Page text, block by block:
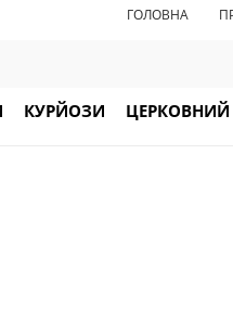
ГОЛОВНА
КУРЙОЗИ ЦЕРКОВНИЙ